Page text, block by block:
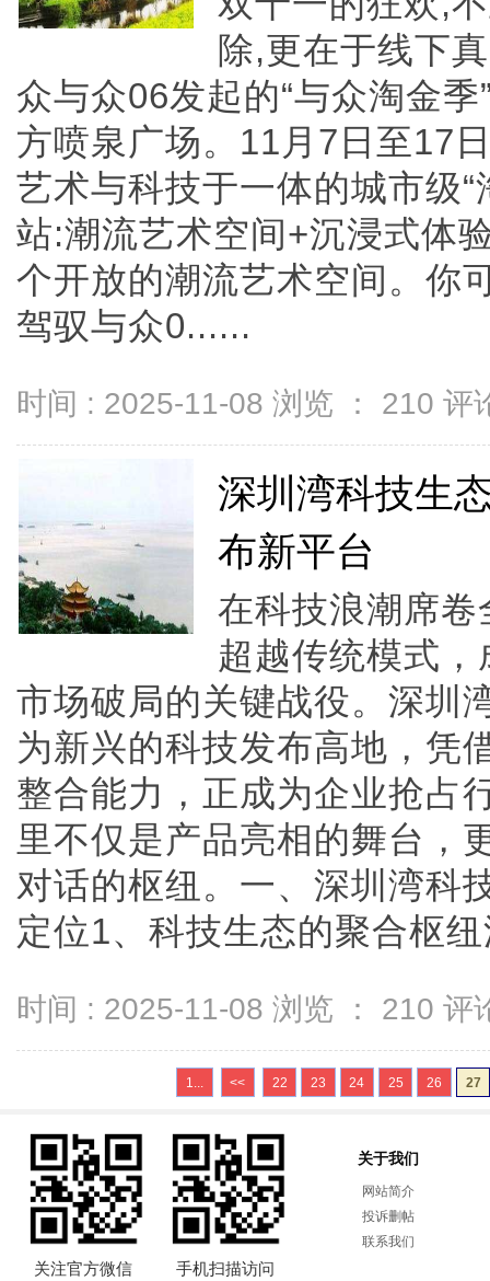
除,更在于线下
众与众06发起的“与众淘金
方喷泉广场。11月7日至17
艺术与科技于一体的城市级“
站:潮流艺术空间+沉浸式体
个开放的潮流艺术空间。你
驾驭与众0......
时间 : 2025-11-08 浏览 ： 210 评
深圳湾科技生
布新平台
在科技浪潮席
超越传统模式
市场破局的关键战役。深圳
为新兴的科技发布高地，凭
整合能力，正成为企业抢占
里不仅是产品亮相的舞台，
对话的枢纽。一、深圳湾科
定位1、科技生态的聚合枢
时间 : 2025-11-08 浏览 ： 210 评
1... << 22 23 24 25 26 27
关注官方微信 手机扫描访问
关于我们
网站简介
投诉删帖
联系我们